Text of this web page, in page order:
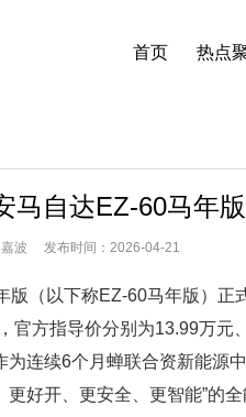
首页 热点
马自达EZ-60马年
波 发布时间：2026-04-21
（以下称EZ-60马年版）正
方指导价分别为13.99万元
连续6个月蝉联合资新能源
好开、更安全、更智能”的